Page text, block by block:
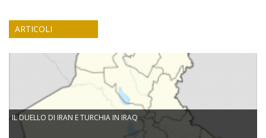
ARTICOLI
IL DUELLO DI IRAN E TURCHIA IN IRAQ